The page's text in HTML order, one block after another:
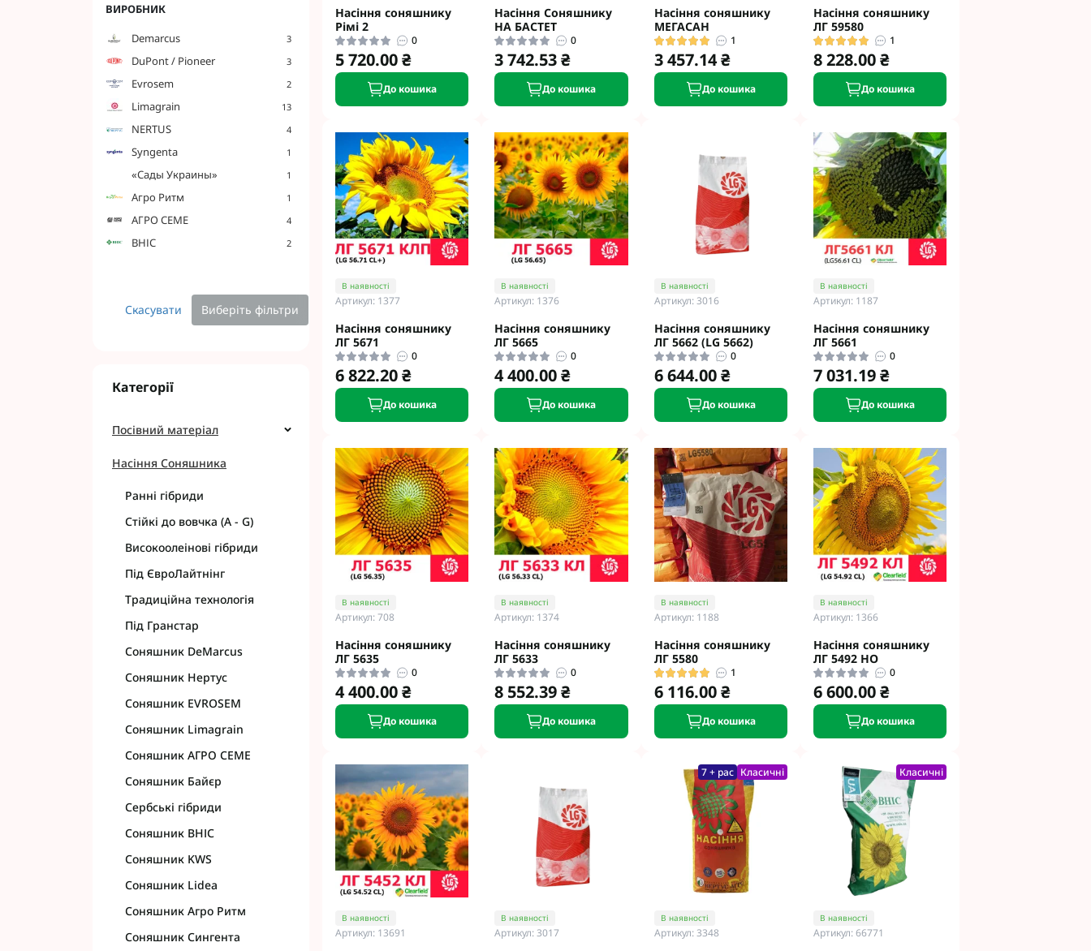
ВИРОБНИК
Demarcus
3
DuPont / Pioneer 3
Evrosem 2
Limagrain 13
NERTUS 4
Syngenta 1
«Сады Украины» 1
Агро Ритм 1
АГРО СЕМЕ 4
ВНІС 2
Скасувати Виберіть фільтри
Категорії
Посівний матеріал
Насіння Соняшника
Ранні гібриди
Стійкі до вовчка (A - G)
Високоолеінові гібриди
Під ЄвроЛайтнінг
Традиційна технологія
Під Гранстар
Соняшник DeMarcus
Соняшник Нертус
Соняшник EVROSEM
Соняшник Limagrain
Соняшник АГРО СЕМЕ
Соняшник Байєр
Сербські гібриди
Соняшник ВНІС
Соняшник KWS
Соняшник Lidea
Соняшник Агро Ритм
Соняшник Сингента
Насіння соняшнику
Рімі 2
0
5 720.00 ₴
До кошика
Насіння Соняшнику
НА БАСТЕТ
0
3 742.53 ₴
До кошика
Насіння соняшнику
МЕГАСАН
1
3 457.14 ₴
До кошика
Насіння соняшнику
ЛГ 59580
1
8 228.00 ₴
До кошика
В наявності
Артикул: 1377
Насіння соняшнику
ЛГ 5671
0
6 822.20 ₴
До кошика
В наявності
Артикул: 1376
Насіння соняшнику
ЛГ 5665
0
4 400.00 ₴
До кошика
В наявності
Артикул: 3016
Насіння соняшнику
ЛГ 5662 (LG 5662)
0
6 644.00 ₴
До кошика
В наявності
Артикул: 1187
Насіння соняшнику
ЛГ 5661
0
7 031.19 ₴
До кошика
В наявності
Артикул: 708
Насіння соняшнику
ЛГ 5635
0
4 400.00 ₴
До кошика
В наявності
Артикул: 1374
Насіння соняшнику
ЛГ 5633
0
8 552.39 ₴
До кошика
В наявності
Артикул: 1188
Насіння соняшнику
ЛГ 5580
1
6 116.00 ₴
До кошика
В наявності
Артикул: 1366
Насіння соняшнику
ЛГ 5492 HO
0
6 600.00 ₴
До кошика
В наявності
Артикул: 13691
В наявності
Артикул: 3017
7 + рас Класичні
В наявності
Артикул: 3348
Класичні
В наявності
Артикул: 66771